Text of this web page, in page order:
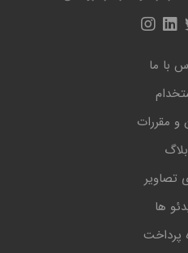
با ما
و مقررات
بلاگ
تصاویر
ها
پرداخت